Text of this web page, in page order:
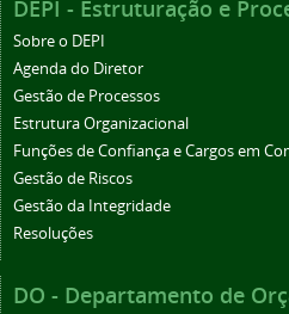
DEPI - Estruturação e
Sobre o DEPI
Agenda do Diretor
Gestão de Processos
Estrutura Organizacional
Funções de Confiança e Cargos em
Gestão de Riscos
Gestão da Integridade
Resoluções
DO - Departamento de